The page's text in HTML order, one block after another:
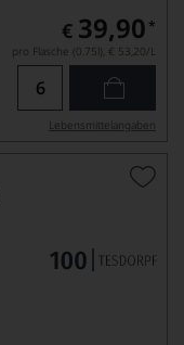
€ 39,90 *
pro Flasche (0.75l), € 53,20/L
Lebensmittel­angaben